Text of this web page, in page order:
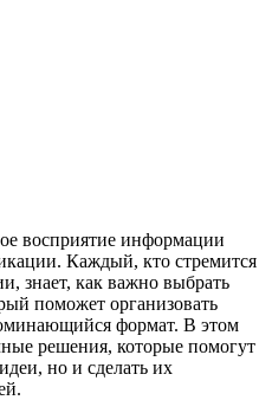
восприятие информации
Каждый, кто стремится
знает, как важно выбрать
поможет организовать
формат. В этом
решения, которые помогут
но и сделать их